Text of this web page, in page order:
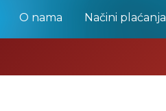
O nama Načini plaćanja